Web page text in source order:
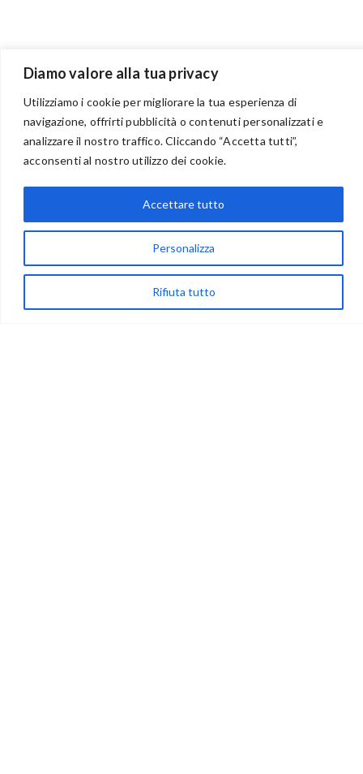
Diamo valore alla tua privacy
Utilizziamo i cookie per migliorare la tua esperienza di
navigazione, offrirti pubblicità o contenuti personalizzati e
analizzare il nostro traffico. Cliccando “Accetta tutti”,
acconsenti al nostro utilizzo dei cookie.
Personalizza
Rifiuta tutto
Accettare tutto
BENVENUTI NEL PORTALE RIVENDITORI
via Acqua delle Noci 12
83024 Monteforte Irpino (AV)
(+39) 081-7777233
info@ideepercreare.it